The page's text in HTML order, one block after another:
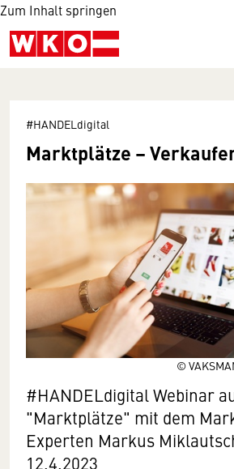
Zum Inhalt springen
©
#HANDELdigital
Marktplätze –
#HANDELdigital Webinar
"Marktplätze" mit dem
Experten Markus
12.4.2023